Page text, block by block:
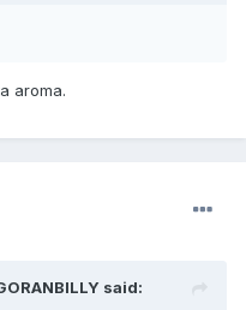
aroma.
said: